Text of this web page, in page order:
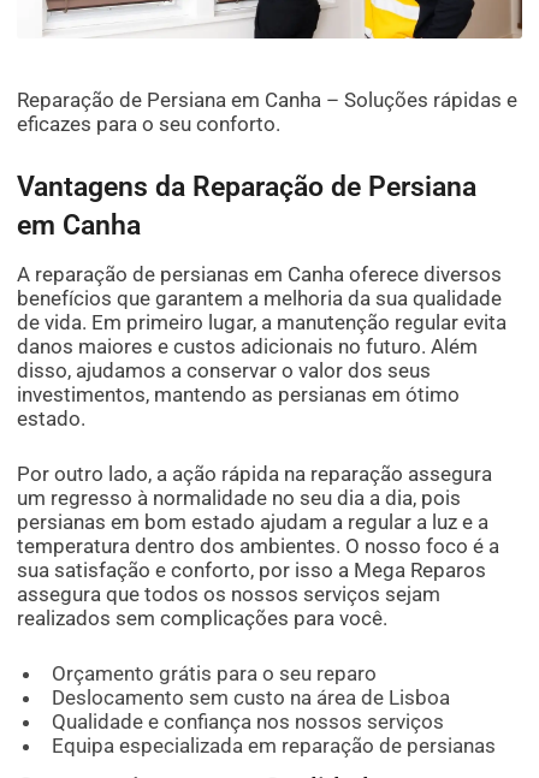
Reparação de Persiana em Canha – Soluções rápidas e
eficazes para o seu conforto.
Vantagens da Reparação de Persiana
em Canha
A reparação de persianas em Canha oferece diversos
benefícios que garantem a melhoria da sua qualidade
de vida. Em primeiro lugar, a manutenção regular evita
danos maiores e custos adicionais no futuro. Além
disso, ajudamos a conservar o valor dos seus
investimentos, mantendo as persianas em ótimo
estado.
Por outro lado, a ação rápida na reparação assegura
um regresso à normalidade no seu dia a dia, pois
persianas em bom estado ajudam a regular a luz e a
temperatura dentro dos ambientes. O nosso foco é a
sua satisfação e conforto, por isso a Mega Reparos
assegura que todos os nossos serviços sejam
realizados sem complicações para você.
Orçamento grátis para o seu reparo
Deslocamento sem custo na área de Lisboa
Qualidade e confiança nos nossos serviços
Equipa especializada em reparação de persianas